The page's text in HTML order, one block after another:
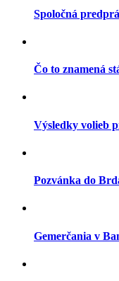
Spoločná
Čo to znamená
Výsledky volieb
Pozvánka do
Gemerčania v